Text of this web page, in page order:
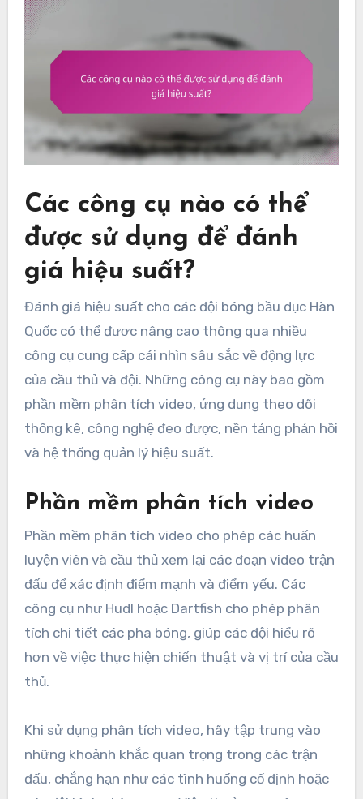
Các công cụ nào có thể
được sử dụng để đánh
giá hiệu suất?
Đánh giá hiệu suất cho các đội bóng bầu dục Hàn
Quốc có thể được nâng cao thông qua nhiều
công cụ cung cấp cái nhìn sâu sắc về động lực
của cầu thủ và đội. Những công cụ này bao gồm
phần mềm phân tích video, ứng dụng theo dõi
thống kê, công nghệ đeo được, nền tảng phản hồi
và hệ thống quản lý hiệu suất.
Phần mềm phân tích video
Phần mềm phân tích video cho phép các huấn
luyện viên và cầu thủ xem lại các đoạn video trận
đấu để xác định điểm mạnh và điểm yếu. Các
công cụ như Hudl hoặc Dartfish cho phép phân
tích chi tiết các pha bóng, giúp các đội hiểu rõ
hơn về việc thực hiện chiến thuật và vị trí của cầu
thủ.
Khi sử dụng phân tích video, hãy tập trung vào
những khoảnh khắc quan trọng trong các trận
đấu, chẳng hạn như các tình huống cố định hoặc